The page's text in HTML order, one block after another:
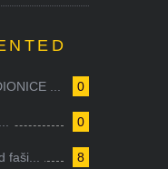
0
...
0
8